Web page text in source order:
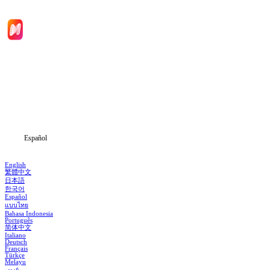
Español
English
繁體中文
日本語
한국어
Español
แบบไทย
Bahasa Indonesia
Português
简体中文
Italiano
Deutsch
Français
Türkçe
Melayu